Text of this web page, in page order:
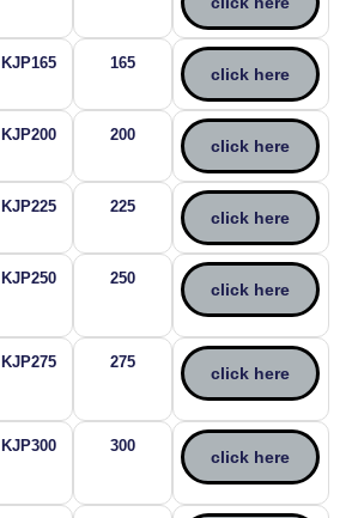
click here
165
KJP165
click here
200
KJP200
click here
225
KJP225
click here
250
KJP250
click here
275
KJP275
click here
300
KJP300